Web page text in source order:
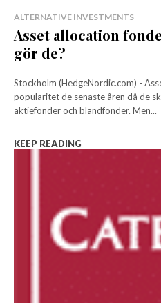
ALTERNATIVE INVESTMENTS
Asset allocation
gör de?
Stockholm (HedgeNordic.com) -
popularitet de senaste åren då de
aktiefonder och blandfonder. Men...
KEEP READING